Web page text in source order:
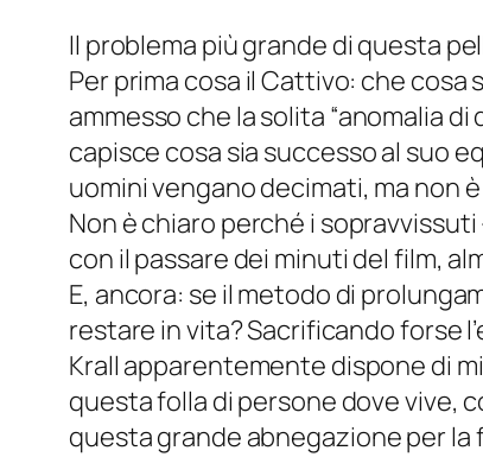
Il problema più grande di questa
Per prima cosa il Cattivo: che
ammesso che la solita “anomalia
capisce cosa sia successo al suo
uomini vengano decimati, ma non
Non è chiaro perché i
con il passare dei minuti del film,
E, ancora: se il metodo di
restare in vita? Sacrificando forse
Krall apparentemente dispone di
questa folla di persone dove vive,
questa grande abnegazione per